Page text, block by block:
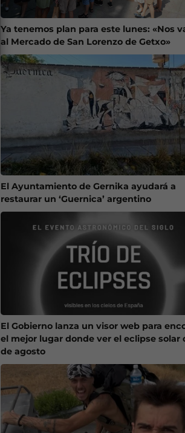
Ya tenemos plan para este lunes: «Nos
al Mercado de San Lorenzo de Getxo»
El Ayuntamiento de Gernika ayudará a
restaurar un ‘Guernica’ argentino
El Gobierno lanza un visor web para
el mejor lugar donde ver el eclipse solar
de agosto